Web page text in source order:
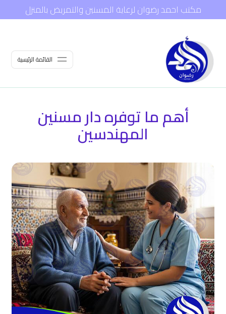
مكتب احمد رضوان لرعاية المسنين والتمريض بالمنزل
القائمة الرئيسية
أهم ما توفره دار مسنين
المهندسين